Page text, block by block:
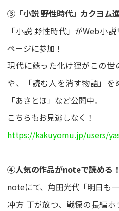
③「小説 野性時代」カクヨム
「小説 野性時代」がWeb小
ページに参加！
現代に蘇った化け狸がこの世
や、「読む人を消す物語」を
「あさとほ」など公開中。
こちらもお見逃しなく！
https://kakuyomu.jp/users/
④人気の作品がnoteで読める！
noteにて、角田光代「明日も
冲方 丁が放つ、戦慄の長編